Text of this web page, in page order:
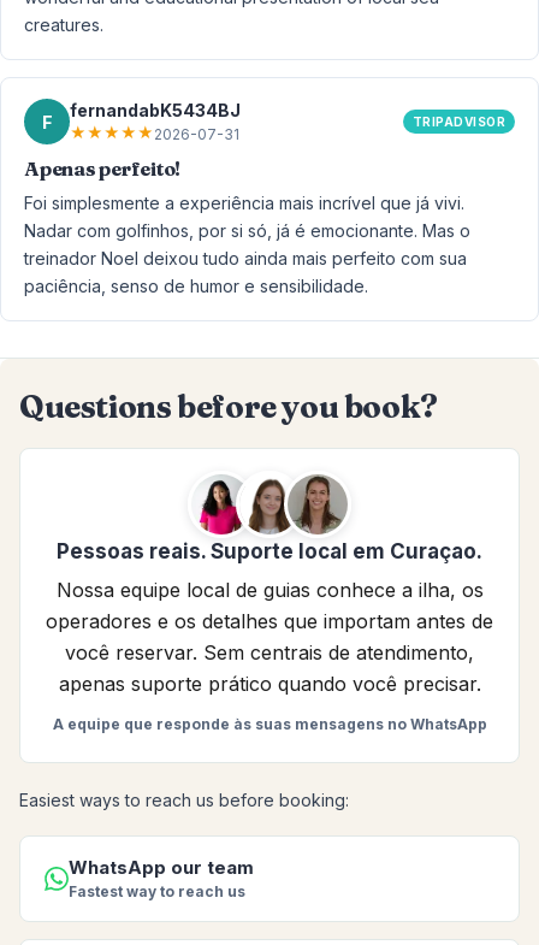
creatures.
F
fernandabK5434BJ
★★★★★ 2026-07-31
TRIPADVISOR
Apenas perfeito!
Foi simplesmente a experiência mais incrível que já vivi.
Nadar com golfinhos, por si só, já é emocionante. Mas o
treinador Noel deixou tudo ainda mais perfeito com sua
paciência, senso de humor e sensibilidade.
Questions before you book?
Pessoas reais. Suporte local em Curaçao.
Nossa equipe local de guias conhece a ilha, os
operadores e os detalhes que importam antes de
você reservar. Sem centrais de atendimento,
apenas suporte prático quando você precisar.
A equipe que responde às suas mensagens no WhatsApp
Easiest ways to reach us before booking:
WhatsApp our team
Fastest way to reach us